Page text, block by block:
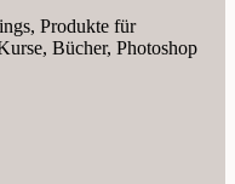
Produkte für
Bücher, Photoshop